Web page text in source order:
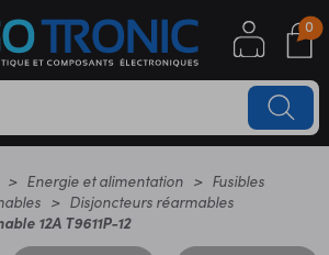
0
Energie et alimentation
Fusibles
Disjoncteurs réarmables
12A T9611P-12